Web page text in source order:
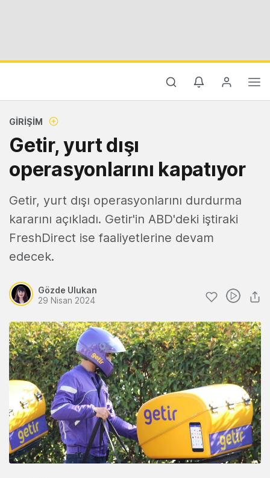
GIRIŞIM
Getir, yurt dışı
operasyonlarını kapatıyor
Getir, yurt dışı operasyonlarını durdurma
kararını açıkladı. Getir'in ABD'deki iştiraki
FreshDirect ise faaliyetlerine devam
edecek.
Gözde Ulukan
29 Nisan 2024